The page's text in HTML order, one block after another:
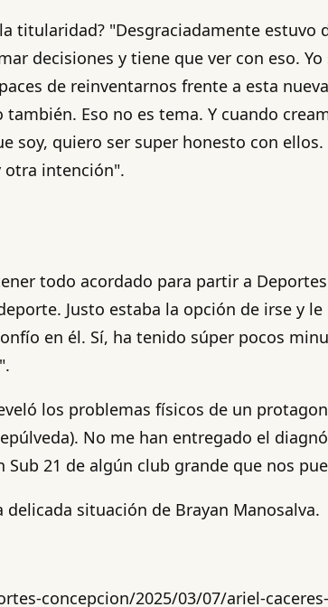
titularidad? "Desgraciadamente
decisiones y tiene que ver con eso.
de reinventarnos frente a esta
Eso no es tema. Y cuando
quiero ser super honesto con
otra intención".
todo acordado para partir a
Justo estaba la opción de irse y
en él. Sí, ha tenido súper pocos
los problemas físicos de un
No me han entregado el
21 de algún club grande que nos
situación de Brayan Manosalva.
concepcion/2025/03/07/ariel-